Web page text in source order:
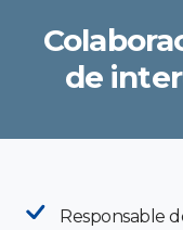
de
Responsable